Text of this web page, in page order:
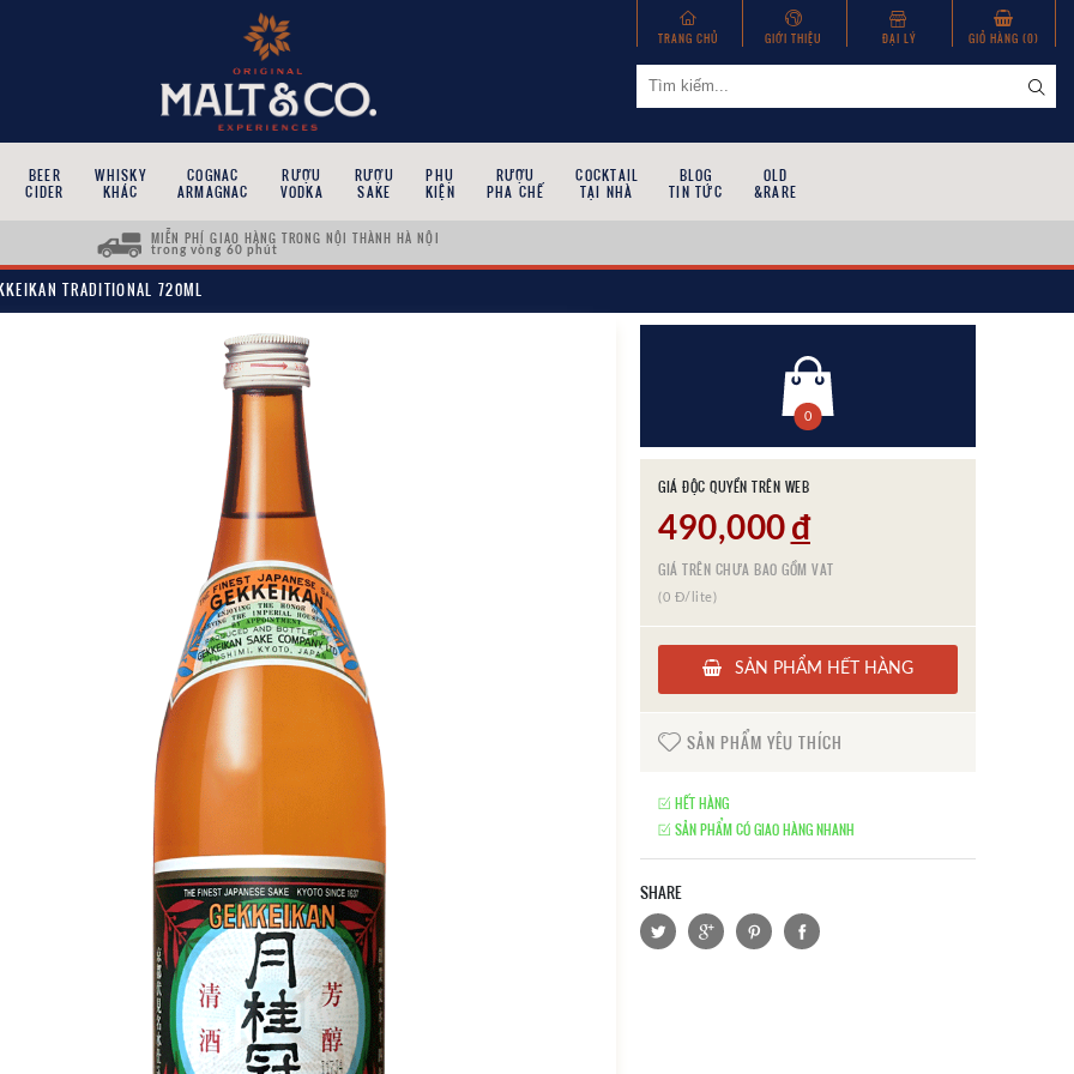
TRANG CHỦ GIỚI THIỆU ĐẠI LÝ GIỎ HÀNG (0)
BEER
CIDER
WHISKY
KHÁC
COGNAC
ARMAGNAC
RƯỢU
VODKA
RƯỢU
SAKE
PHỤ
KIỆN
RƯỢU
PHA CHẾ
COCKTAIL
TẠI NHÀ
BLOG
TIN TỨC
OLD
&RARE
MIỄN PHÍ GIAO HÀNG TRONG NỘI THÀNH HÀ NỘI
trong vòng 60 phút
TRADITIONAL 720ML
0
GIÁ ĐỘC QUYỀN TRÊN WEB
490,000 đ
GIÁ TRÊN CHƯA BAO GỒM VAT
(0 Đ/lite)
SẢN PHẨM HẾT HÀNG
SẢN PHẨM YÊU THÍCH
HẾT HÀNG
SẢN PHẨM CÓ GIAO HÀNG NHANH
SHARE